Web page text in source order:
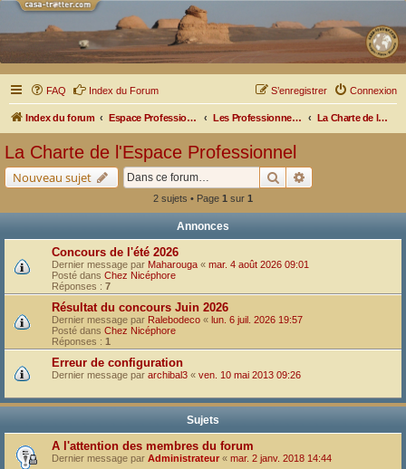
FAQ Index du Forum Connexion
S’enregistrer
Index du forum Espace Professionnel Les Professionnels nous parlent La Charte de l'Espace Professionnel
La Charte de l'Espace Professionnel
Nouveau sujet Rechercher
2 sujets • Page 1 sur 1
Annonces
Concours de l'été 2026
Dernier message par Maharouga « mar. 4 août 2026 09:01
Posté dans Chez Nicéphore
Réponses : 7
Résultat du concours Juin 2026
Dernier message par Ralebodeco « lun. 6 juil. 2026 19:57
Posté dans Chez Nicéphore
Réponses : 1
Erreur de configuration
Dernier message par archibal3 « ven. 10 mai 2013 09:26
Sujets
A l'attention des membres du forum
Dernier message par Administrateur « mar. 2 janv. 2018 14:44